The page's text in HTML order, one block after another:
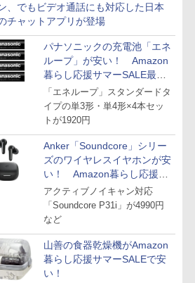
、でもビデオ通話にも対応した日本
チャットアプリが登場
パナソニックの充電池「エネ
ループ」が安い！ Amazon
暮らし応援サマーSALE最終
日
「エネループ」スタンダードタ
イプの単3形・単4形×4本セッ
トが1920円
Anker「Soundcore」シリー
ズのワイヤレスイヤホンが安
い！ Amazon暮らし応援サ
マーSALE
アクティブノイキャン対応
「Soundcore P31i」が4990円
など
山善の食器乾燥機がAmazon
暮らし応援サマーSALEで安
い！